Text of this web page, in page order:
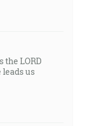
the LORD
leads us